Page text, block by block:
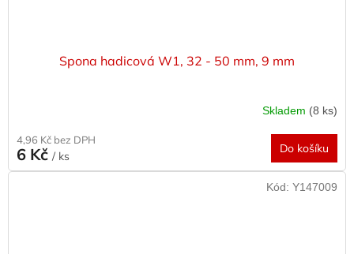
Spona hadicová W1, 32 - 50 mm, 9 mm
Skladem (8 ks)
4,96 Kč bez DPH
6 Kč / ks
Do košíku
Kód: Y147009